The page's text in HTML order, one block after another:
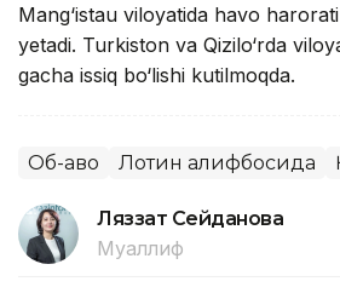
Mang‘istau viloyatida havo
yetadi. Turkiston va Qizilo‘rda
gacha issiq bo‘lishi kutilmoqda.
Об-ҳаво Лотин алифбосида
Ляззат Сейданова
Муаллиф